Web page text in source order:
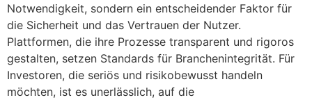
Notwendigkeit, sondern ein entscheidender Faktor für
die Sicherheit und das Vertrauen der Nutzer.
Plattformen, die ihre Prozesse transparent und rigoros
gestalten, setzen Standards für Branchenintegrität. Für
Investoren, die seriös und risikobewusst handeln
möchten, ist es unerlässlich, auf die